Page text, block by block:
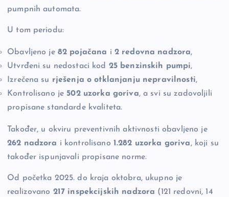
pumpnih automata.
U tom periodu:
Obavljeno je 82 pojačana i 2 redovna nadzora,
Utvrđeni su nedostaci kod 25 benzinskih pumpi,
Izrečena su rješenja o otklanjanju nepravilnosti,
Kontrolisano je 502 uzorka goriva, a svi su zadovoljili
propisane standarde kvaliteta.
Također, u okviru preventivnih aktivnosti obavljeno je
262 nadzora i kontrolisano 1.282 uzorka goriva, koji su
također ispunjavali propisane norme.
Od početka 2025. do kraja oktobra, ukupno je
realizovano 217 inspekcijskih nadzora (121 redovni, 14